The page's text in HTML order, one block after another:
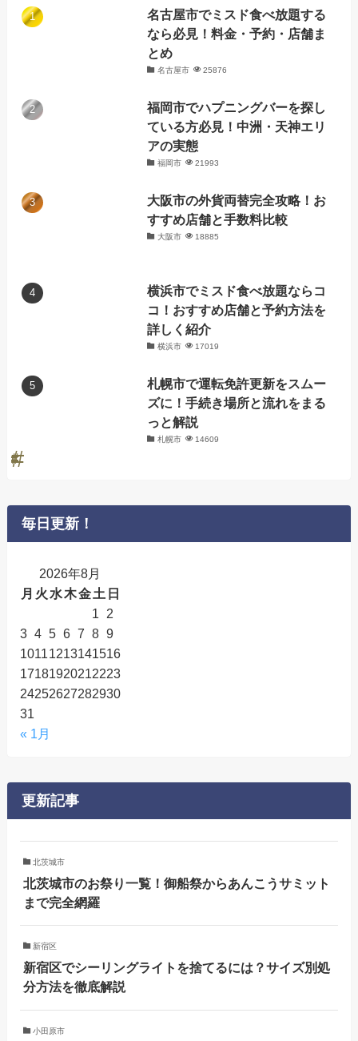
名古屋市でミスド食べ放題する
なら必見！料金・予約・店舗ま
とめ
名古屋市 25876
福岡市でハプニングバーを探し
ている方必見！中洲・天神エリ
アの実態
福岡市 21993
大阪市の外貨両替完全攻略！お
すすめ店舗と手数料比較
大阪市 18885
横浜市でミスド食べ放題ならコ
コ！おすすめ店舗と予約方法を
詳しく紹介
横浜市 17019
札幌市で運転免許更新をスムー
ズに！手続き場所と流れをまる
っと解説
札幌市 14609
毎日更新！
2026年8月
月 火 水木金土 日
1
2
3 4 5 6 7 8 9
10111213141516
17181920212223
24252627282930
31
« 1月
更新記事
北茨城市
北茨城市のお祭り一覧！御船祭からあんこうサミット
まで完全網羅
新宿区
新宿区でシーリングライトを捨てるには？サイズ別処
分方法を徹底解説
小田原市